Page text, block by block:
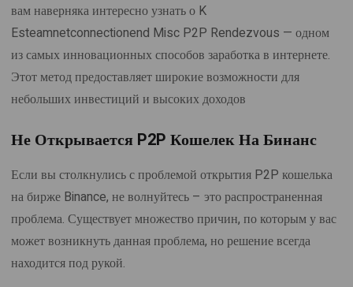
вам наверняка интересно узнать о K
Esteamnetconnectionend Misc P2P Rendezvous — одном
из самых инновационных способов заработка в интернете.
Этот метод предоставляет широкие возможности для
небольших инвестиций и высоких доходов
Не Открывается P2P Кошелек На Бинанс
Если вы столкнулись с проблемой открытия P2P кошелька
на бирже Binance, не волнуйтесь – это распространенная
проблема. Существует множество причин, по которым у вас
может возникнуть данная проблема, но решение всегда
находится под рукой.